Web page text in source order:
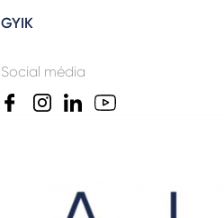
GYIK
Social média